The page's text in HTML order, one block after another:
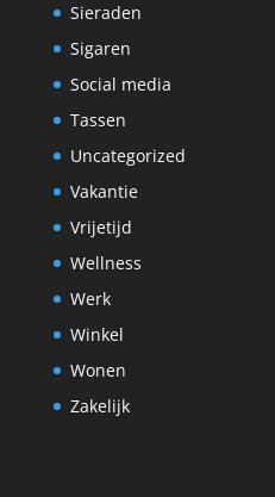
Sieraden
Sigaren
Social media
Tassen
Uncategorized
Vakantie
Vrijetijd
Wellness
Werk
Winkel
Wonen
Zakelijk